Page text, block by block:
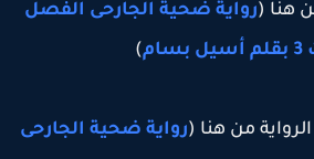
(رواية ضحية الجارحى الفصل
)
من هنا (رواية ضحية الجارحى